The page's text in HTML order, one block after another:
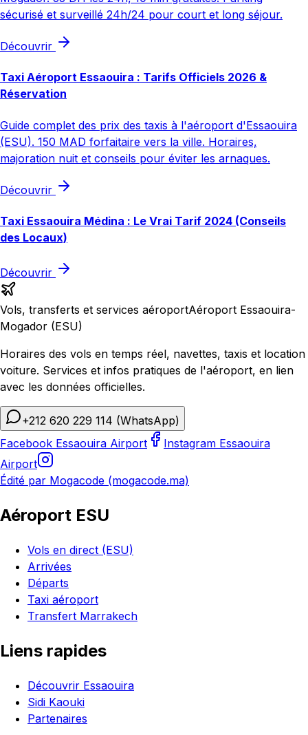
sécurisé et surveillé 24h/24 pour court et long séjour.
Découvrir
Taxi Aéroport Essaouira : Tarifs Officiels 2026 &
Réservation
Guide complet des prix des taxis à l'aéroport d'Essaouira
(ESU). 150 MAD forfaitaire vers la ville. Horaires,
majoration nuit et conseils pour éviter les arnaques.
Découvrir
Taxi Essaouira Médina : Le Vrai Tarif 2024 (Conseils
des Locaux)
Découvrir
Vols, transferts et services aéroportAéroport Essaouira-
Mogador (ESU)
Horaires des vols en temps réel, navettes, taxis et location
voiture. Services et infos pratiques de l'aéroport, en lien
avec les données officielles.
+212 620 229 114 (WhatsApp)
Facebook Essaouira Airport
Instagram Essaouira
Airport
Édité par Mogacode (mogacode.ma)
Aéroport ESU
Vols en direct (ESU)
Arrivées
Départs
Taxi aéroport
Transfert Marrakech
Liens rapides
Découvrir Essaouira
Sidi Kaouki
Partenaires